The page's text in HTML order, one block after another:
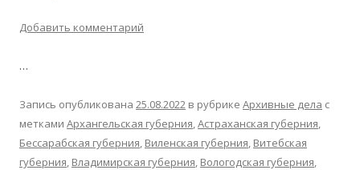
Добавить комментарий
…
Запись опубликована 25.08.2022 в рубрике Архивные дела с
метками Архангельская губерния,Астраханская губерния,
Бессарабская губерния, Виленская губерния, Витебская
губерния, Владимирская губерния, Вологодская губерния,